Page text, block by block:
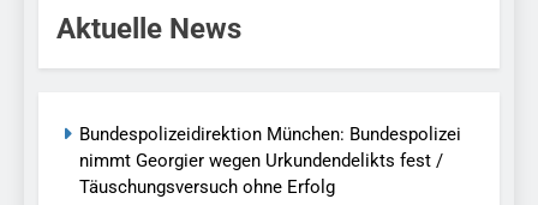
Aktuelle News
Bundespolizeidirektion München: Bundespolizei
nimmt Georgier wegen Urkundendelikts fest /
Täuschungsversuch ohne Erfolg